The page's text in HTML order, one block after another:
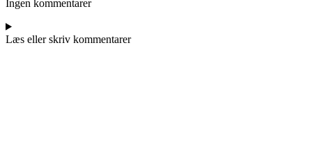
Ingen kommentarer
Læs eller skriv kommentarer